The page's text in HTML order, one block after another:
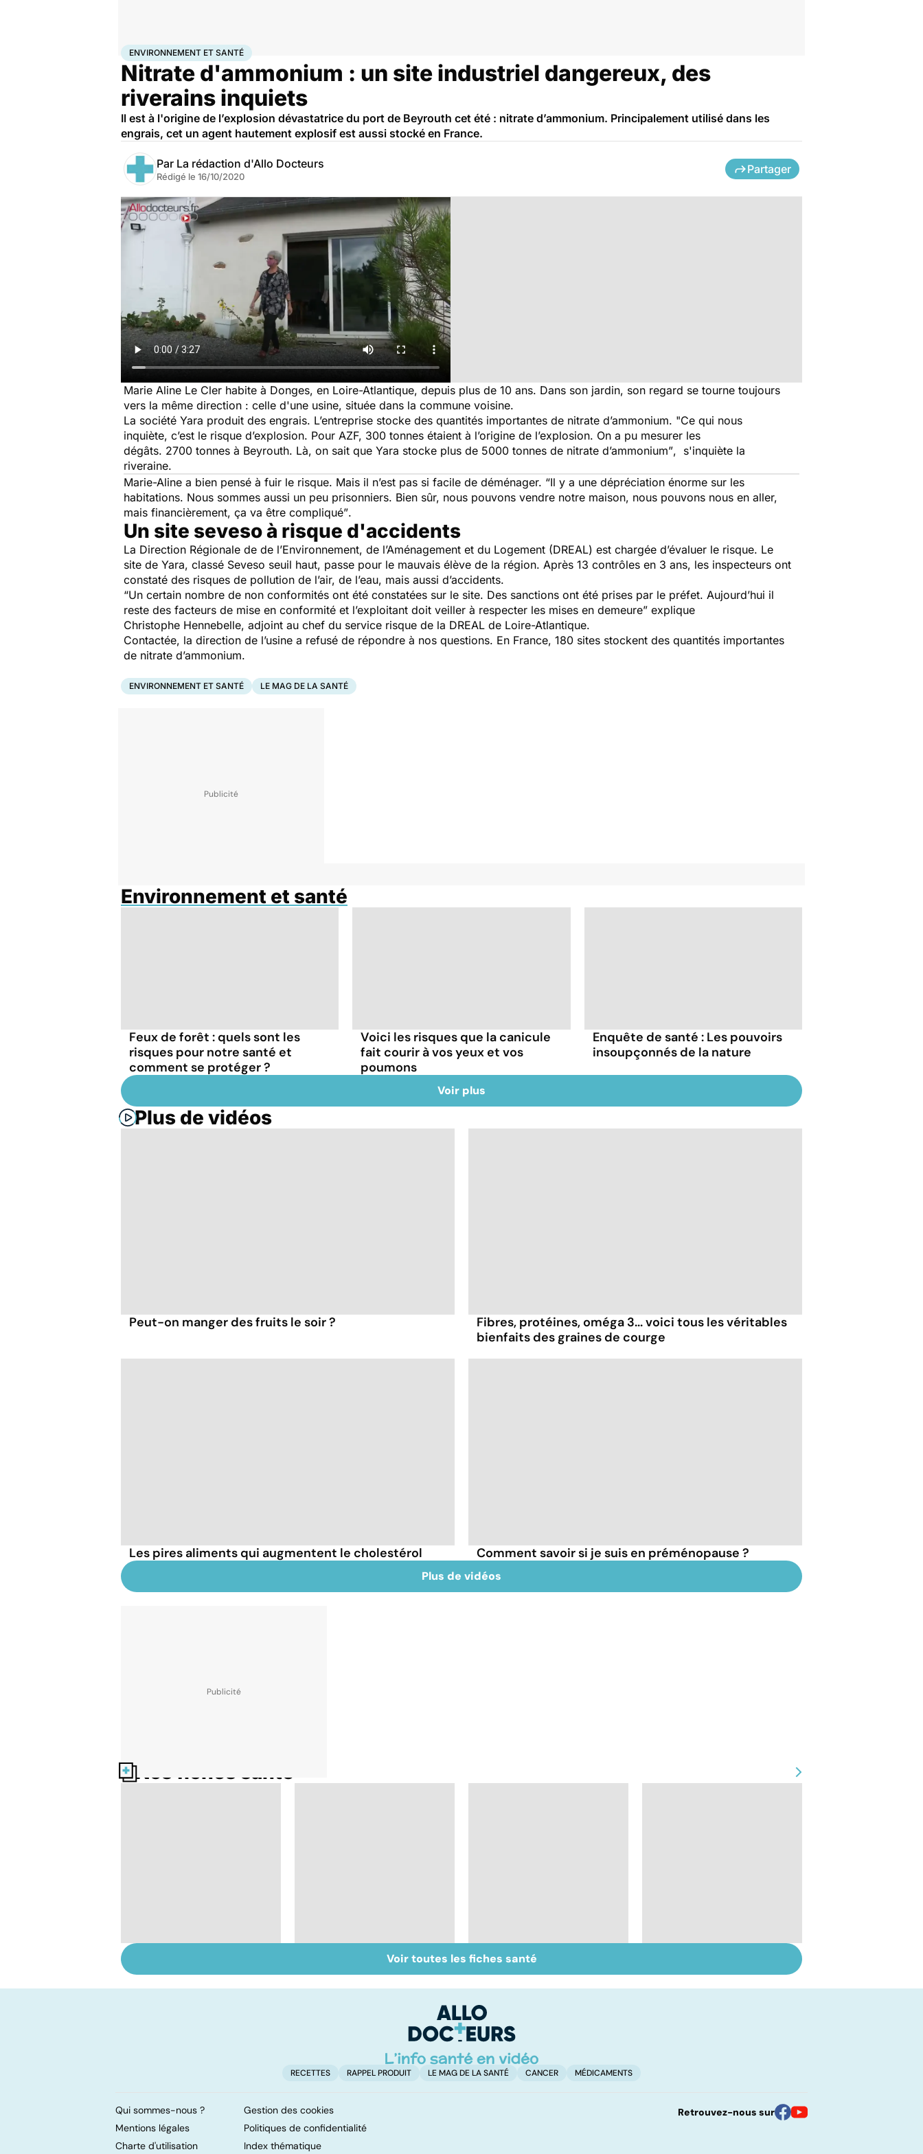
AccueilBien-êtreEnvironnement et santé
ENVIRONNEMENT ET SANTÉ
Nitrate d'ammonium : un site industriel dangereux, des
riverains inquiets
Il est à l'origine de l’explosion dévastatrice du port de Beyrouth cet été : nitrate d’ammonium. Principalement utilisé dans les
engrais, cet un agent hautement explosif est aussi stocké en France.
Par La rédaction d'Allo Docteurs
Rédigé le 16/10/2020
Partager
Marie Aline Le Cler habite à Donges, en Loire-Atlantique, depuis plus de 10 ans. Dans son jardin, son regard se tourne toujours
vers la même direction : celle d'une usine, située dans la commune voisine.
La société Yara produit des engrais. L’entreprise stocke des quantités importantes de nitrate d’ammonium. "Ce qui nous
inquiète, c’est le risque d’explosion. Pour AZF, 300 tonnes étaient à l’origine de l’explosion. On a pu mesurer les
dégâts. 2700 tonnes à Beyrouth. Là, on sait que Yara stocke plus de 5000 tonnes de nitrate d’ammonium”, s'inquiète la
riveraine.
Marie-Aline a bien pensé à fuir le risque. Mais il n’est pas si facile de déménager. “Il y a une dépréciation énorme sur les
habitations. Nous sommes aussi un peu prisonniers. Bien sûr, nous pouvons vendre notre maison, nous pouvons nous en aller,
mais financièrement, ça va être compliqué”.
Un site seveso à risque d'accidents
La Direction Régionale de de l’Environnement, de l’Aménagement et du Logement (DREAL) est chargée d’évaluer le risque. Le
site de Yara, classé Seveso seuil haut, passe pour le mauvais élève de la région. Après 13 contrôles en 3 ans, les inspecteurs ont
constaté des risques de pollution de l’air, de l’eau, mais aussi d’accidents.
“Un certain nombre de non conformités ont été constatées sur le site. Des sanctions ont été prises par le préfet. Aujourd’hui il
reste des facteurs de mise en conformité et l’exploitant doit veiller à respecter les mises en demeure” explique
Christophe Hennebelle, adjoint au chef du service risque de la DREAL de Loire-Atlantique.
Contactée, la direction de l’usine a refusé de répondre à nos questions. En France, 180 sites stockent des quantités importantes
de nitrate d’ammonium.
ENVIRONNEMENT ET SANTÉ LE MAG DE LA SANTÉ
Environnement et santé
Feux de forêt : quels sont les
risques pour notre santé et
comment se protéger ?
Voici les risques que la canicule
fait courir à vos yeux et vos
poumons
Enquête de santé : Les pouvoirs
insoupçonnés de la nature
Voir plus
Plus de vidéos
Peut-on manger des fruits le soir ?
Fibres, protéines, oméga 3... voici tous les véritables
bienfaits des graines de courge
Les pires aliments qui augmentent le cholestérol Comment savoir si je suis en préménopause ?
Plus de vidéos
Nos fiches santé
conseils
Perturbateurs
endocriniens : une
Pollution : quand le
danger vient de
hormonal : et si
Voir toutes les fiches santé
RECETTES RAPPEL PRODUIT LE MAG DE LA SANTÉ CANCER MÉDICAMENTS
Qui sommes-nous ?
Gestion des cookies
Mentions légales
Politiques de confidentialité
Charte d'utilisation
Index thématique
Retrouvez-nous sur